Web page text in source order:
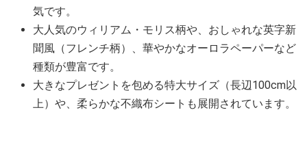
気です。
大人気のウィリアム・モリス柄や、おしゃれな英字新
聞風（フレンチ柄）、華やかなオーロラペーパーなど
種類が豊富です。
大きなプレゼントを包める特大サイズ（長辺100cm以
上）や、柔らかな不織布シートも展開されています。